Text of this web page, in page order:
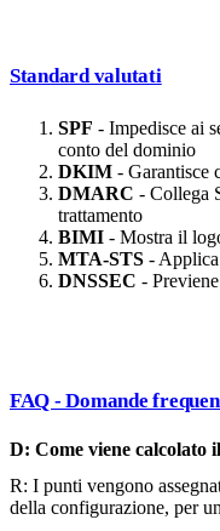
Standard valutati
SPF - Impedisce ai
conto del dominio
DKIM - Garantisce
DMARC - Collega
trattamento
BIMI - Mostra il
MTA-STS -
DNSSEC -
FAQ - Domande
D: Come viene calcolato
R: I punti vengono
della configurazione, per